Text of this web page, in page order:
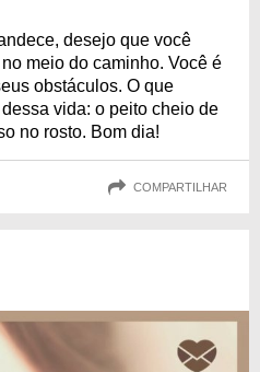
desejo que você
meio do caminho. Você é
obstáculos. O que
vida: o peito cheio de
no rosto. Bom dia!
COMPARTILHAR